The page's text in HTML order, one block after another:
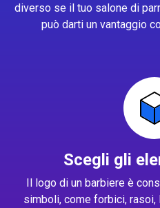
diverso se il tuo salone di
può darti un vantaggio
Scegli gli
Il logo di un barbiere è
simboli, come forbici, rasoi,